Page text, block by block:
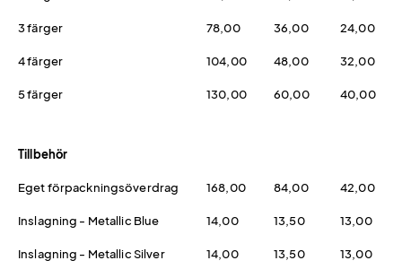
3 färger 78,00 36,00 24,00
4 färger 104,00 48,00 32,00
5 färger 130,00 60,00 40,00
Tillbehör
Eget förpackningsöverdrag 168,00 84,00 42,00
Inslagning - Metallic Blue 14,00 13,50 13,00
Inslagning - Metallic Silver 14,00 13,50 13,00